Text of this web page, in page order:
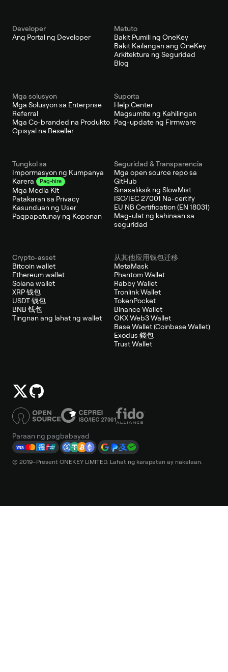
Developer
Ang Portal ng Developer
Matuto
Bakit Pumili ng OneKey
Bakit Kailangan ang OneKey
Arkitektura ng Seguridad
Blog
Mga solusyon
Mga Solusyon sa Enterprise
Referral
Mga Co-branded na Produkto
Opisyal na Reseller
Suporta
Help Center
Magsumite ng Kahilingan
Pag-update ng Firmware
Tungkol sa
Impormasyon ng Kumpanya
Karera
Pag-hire
Mga Media Kit
Patakaran sa Privacy
Kasunduan ng User
Pagpapatunay ng Koponan
Seguridad & Transparencia
Mga open source repo sa
GitHub
Sinasaliksik ng SlowMist
ISO/IEC 27001 Na-certify
EU NB Certification (EN 18031)
Mag-ulat ng kahinaan sa
seguridad
Crypto-asset
Bitcoin wallet
Ethereum wallet
Solana wallet
XRP 钱包
USDT 钱包
BNB 钱包
Tingnan ang lahat ng wallet
从其他应用钱包迁移
MetaMask
Phantom Wallet
Rabby Wallet
Tronlink Wallet
TokenPocket
Binance Wallet
OKX Web3 Wallet
Base Wallet (Coinbase Wallet)
Exodus 錢包
Trust Wallet
Paraan ng pagbabayad
© 2019–Present ONEKEY LIMITED. Lahat ng karapatan ay nakalaan.